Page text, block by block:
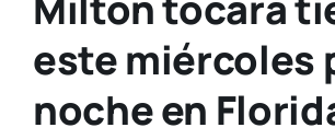
este miércoles
noche en